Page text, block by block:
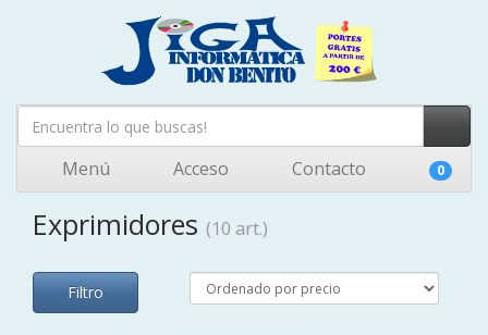
Menú Acceso Contacto 0
Exprimidores (10 art.)
Filtro